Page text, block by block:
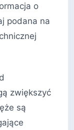
o
podana na
zwiększyć
są